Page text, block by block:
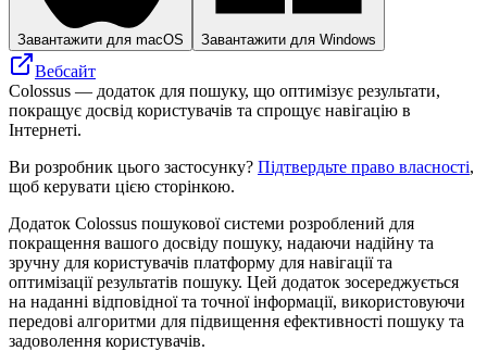
Завантажити для macOS Завантажити для Windows
Вебсайт
Colossus — додаток для пошуку, що оптимізує результати,
покращує досвід користувачів та спрощує навігацію в
Інтернеті.
Ви розробник цього застосунку? Підтвердьте право власності,
щоб керувати цією сторінкою.
Додаток Colossus пошукової системи розроблений для
покращення вашого досвіду пошуку, надаючи надійну та
зручну для користувачів платформу для навігації та
оптимізації результатів пошуку. Цей додаток зосереджується
на наданні відповідної та точної інформації, використовуючи
передові алгоритми для підвищення ефективності пошуку та
задоволення користувачів.